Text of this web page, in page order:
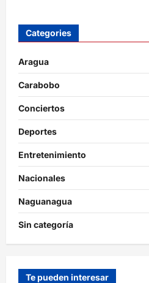
Categories
Aragua
Carabobo
Conciertos
Deportes
Entretenimiento
Nacionales
Naguanagua
Sin categoría
Te pueden interesar